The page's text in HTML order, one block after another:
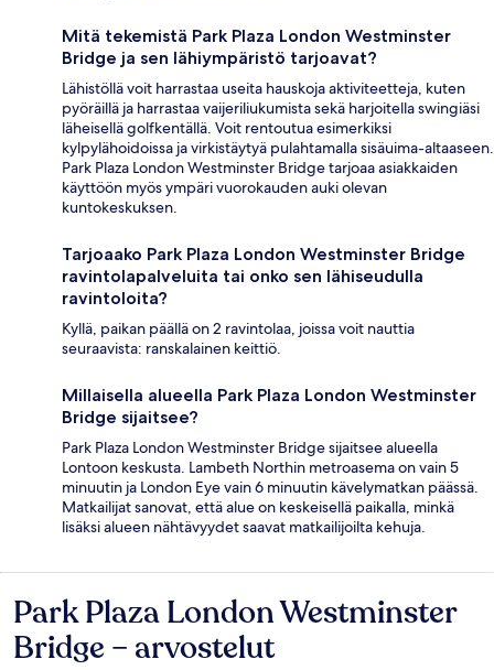
Mitä tekemistä Park Plaza London Westminster
Bridge ja sen lähiympäristö tarjoavat?
Lähistöllä voit harrastaa useita hauskoja aktiviteetteja, kuten
pyöräillä ja harrastaa vaijeriliukumista sekä harjoitella swingiäsi
läheisellä golfkentällä. Voit rentoutua esimerkiksi
kylpylähoidoissa ja virkistäytyä pulahtamalla sisäuima-altaaseen.
Park Plaza London Westminster Bridge tarjoaa asiakkaiden
käyttöön myös ympäri vuorokauden auki olevan
kuntokeskuksen.
Tarjoaako Park Plaza London Westminster Bridge
ravintolapalveluita tai onko sen lähiseudulla
ravintoloita?
Kyllä, paikan päällä on 2 ravintolaa, joissa voit nauttia
seuraavista: ranskalainen keittiö.
Millaisella alueella Park Plaza London Westminster
Bridge sijaitsee?
Park Plaza London Westminster Bridge sijaitsee alueella
Lontoon keskusta. Lambeth Northin metroasema on vain 5
minuutin ja London Eye vain 6 minuutin kävelymatkan päässä.
Matkailijat sanovat, että alue on keskeisellä paikalla, minkä
lisäksi alueen nähtävyydet saavat matkailijoilta kehuja.
Arvostelut
Park Plaza London Westminster
Bridge – arvostelut